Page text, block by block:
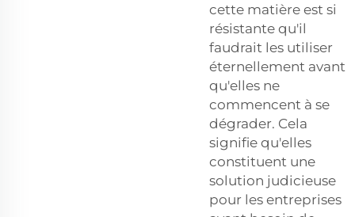
cette matière est si
résistante qu'il
faudrait les utiliser
éternellement avant
qu'elles ne
commencent à se
dégrader. Cela
signifie qu'elles
constituent une
solution judicieuse
pour les entreprises